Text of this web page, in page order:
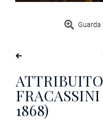
Guarda
1868)